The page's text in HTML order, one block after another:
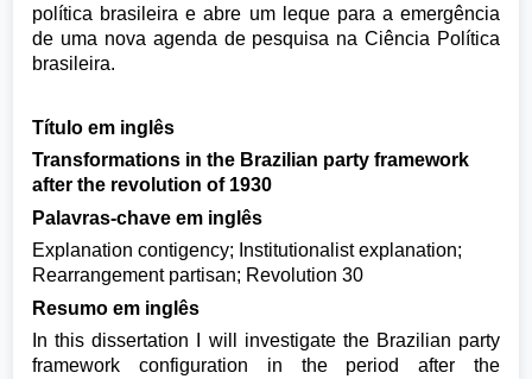
política brasileira e abre um leque para a emergência
de uma nova agenda de pesquisa na Ciência Política
brasileira.
Título em inglês
Transformations in the Brazilian party framework
after the revolution of 1930
Palavras-chave em inglês
Explanation contigency; Institutionalist explanation;
Rearrangement partisan; Revolution 30
Resumo em inglês
In this dissertation I will investigate the Brazilian party
framework configuration in the period after the